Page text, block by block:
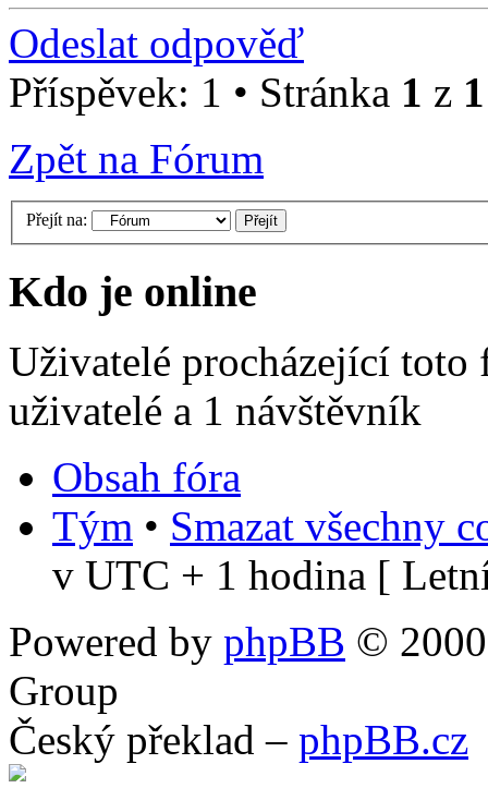
Odeslat odpověď
Příspěvek: 1 • Stránka 1 z 1
Zpět na Fórum
Přejít na:
Kdo je online
Uživatelé procházející
uživatelé a 1 návštěvník
Obsah fóra
Tým • Smazat všechny
v UTC + 1 hodina [
Powered by phpBB ©
Group
Český překlad – phpBB.cz